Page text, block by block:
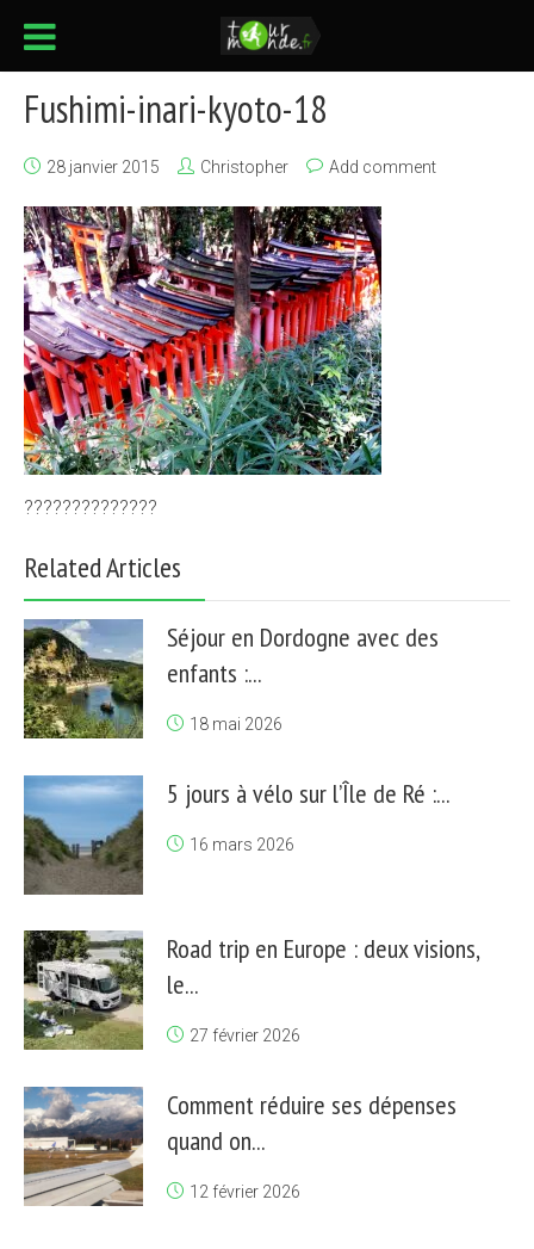
Fushimi-inari-kyoto-18
28 janvier 2015 Christopher Add comment
??????????????
Related Articles
Séjour en Dordogne avec des
enfants :...
18 mai 2026
5 jours à vélo sur l’Île de Ré :...
16 mars 2026
Road trip en Europe : deux visions,
le...
27 février 2026
Comment réduire ses dépenses
quand on...
12 février 2026